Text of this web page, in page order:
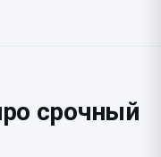
срочный